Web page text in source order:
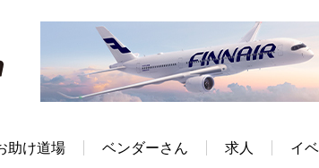
助け道場 ベンダーさん 求人 イ